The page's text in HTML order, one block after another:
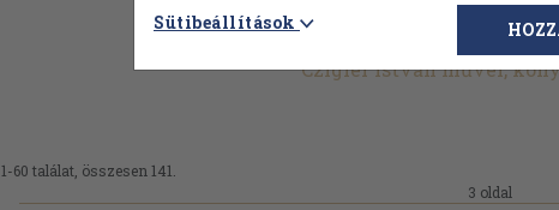
Czigler István művei,
1-60 találat, összesen 141.
3 oldal
Sütibeállítások